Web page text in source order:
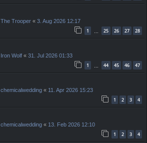
The Trooper « 3. Aug 2026 12:17
1 25 26 27 28
Iron Wolf « 31. Jul 2026 01:33
1 44 45 46 47
chemicalwedding « 11. Apr 2026 15:23
1 2 3 4
chemicalwedding « 13. Feb 2026 12:10
1 2 3 4